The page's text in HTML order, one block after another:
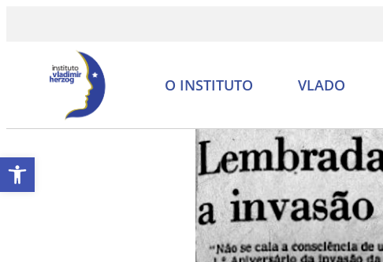
Abrir a barra de ferramentas
O INSTITUTO VLADO